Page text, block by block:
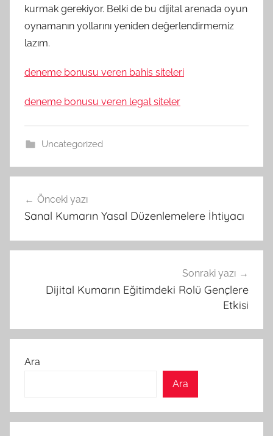
kurmak gerekiyor. Belki de bu dijital arenada oyun
oynamanın yollarını yeniden değerlendirmemiz
lazım.
deneme bonusu veren bahis siteleri
deneme bonusu veren legal siteler
Uncategorized
gezinmesi
Önceki yazı
Sanal Kumarın Yasal Düzenlemelere İhtiyacı
Sonraki yazı
Dijital Kumarın Eğitimdeki Rolü Gençlere
Etkisi
Ara
Ara